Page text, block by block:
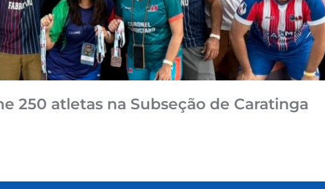
250 atletas na Subseção de Caratinga